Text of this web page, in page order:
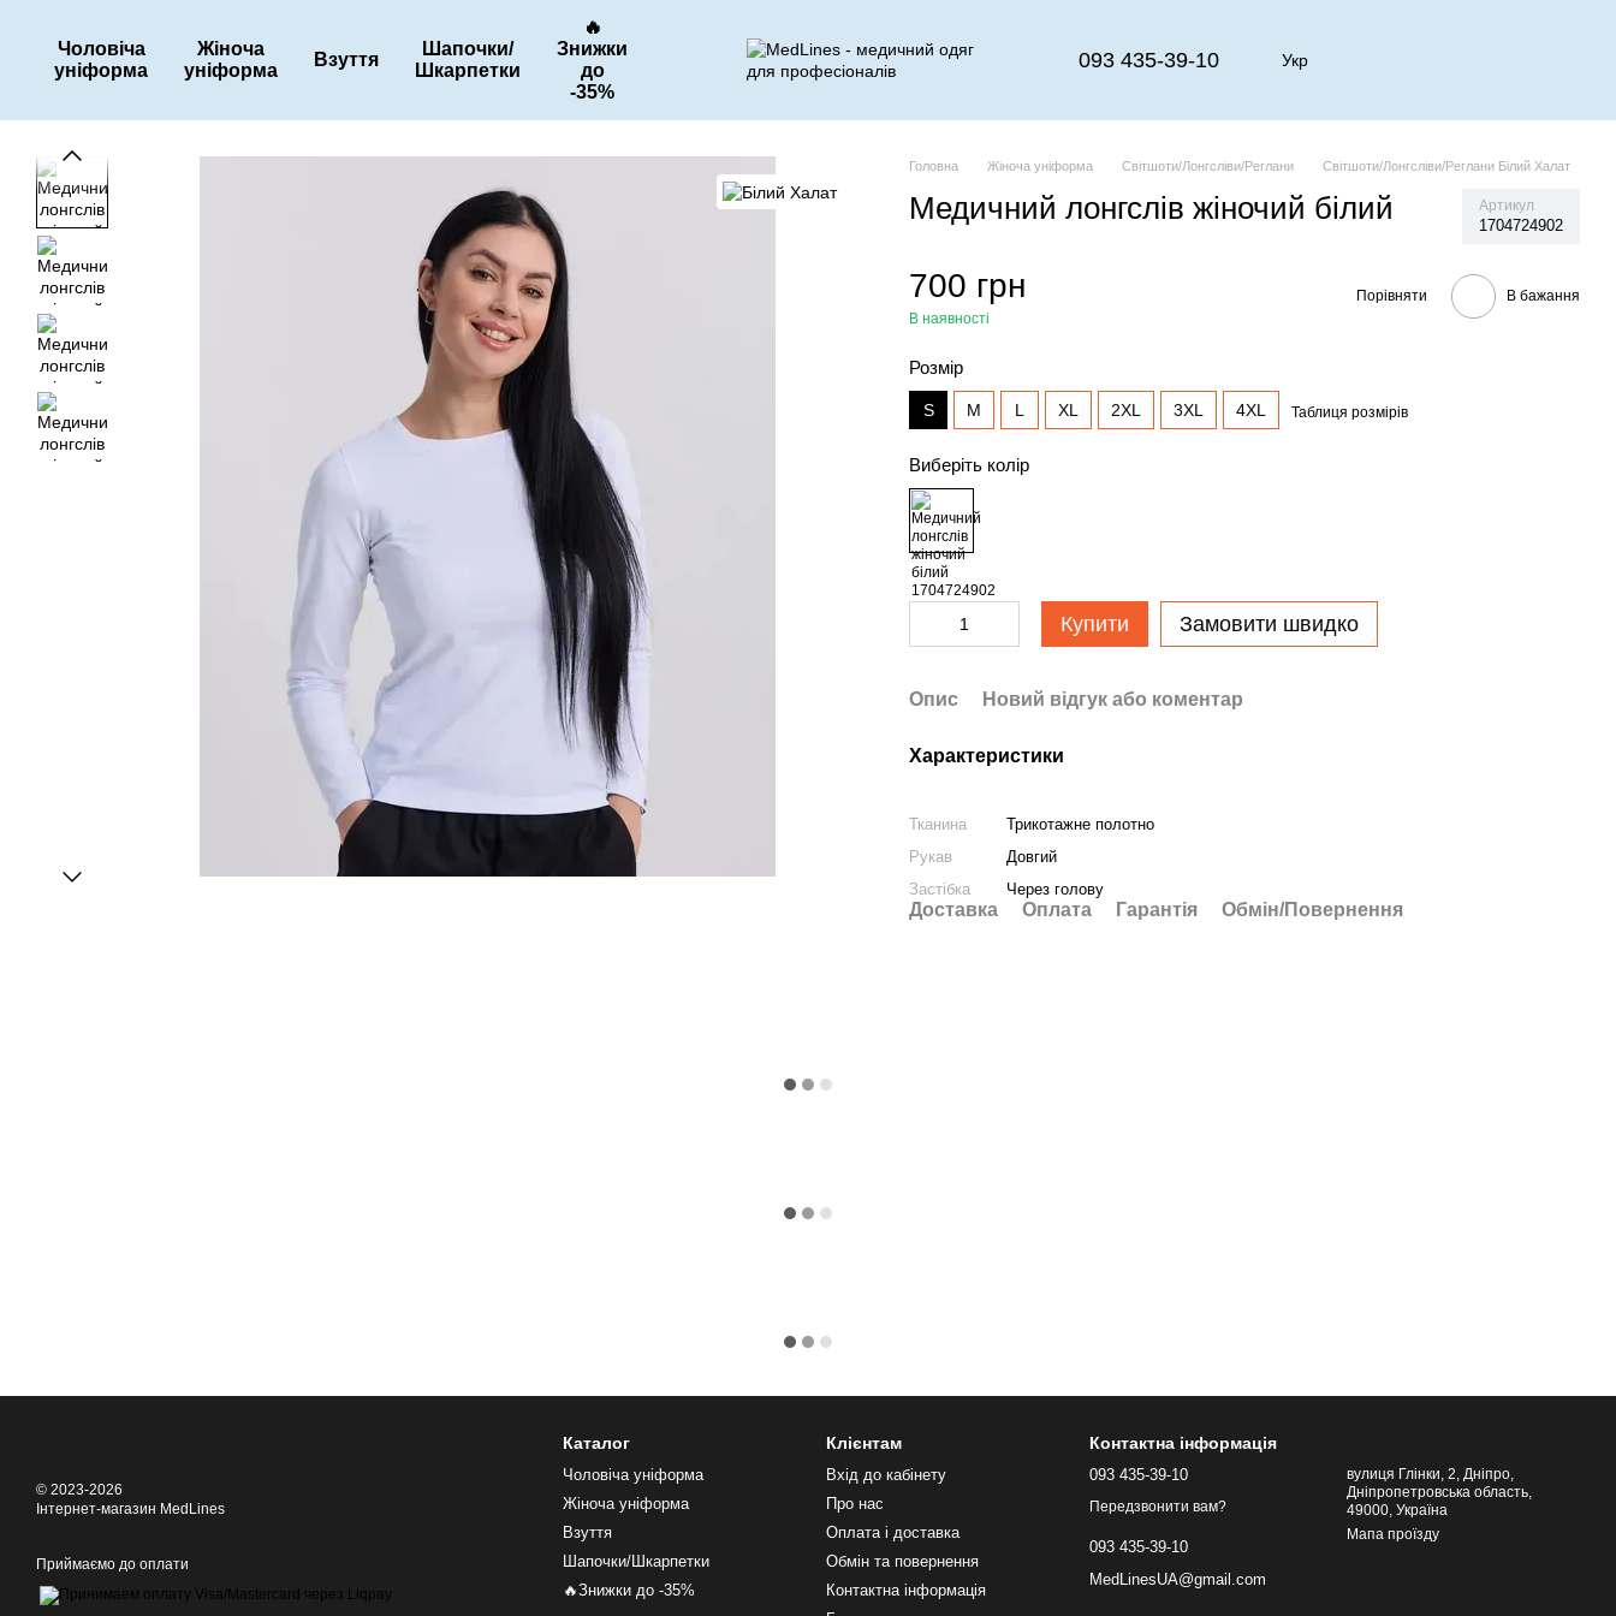
Чоловіча
уніформа
Жіноча
уніформа
Взуття
Шапочки/
Шкарпетки
🔥
Знижки
до
-35%
093 435-39-10 Укр
Головна Жіноча уніформа Світшоти/Лонгсліви/Реглани Світшоти/Лонгсліви/Реглани Білий Халат
Медичний лонгслів жіночий білий Артикул
1704724902
700 грн
В наявності
Порівняти В бажання
Розмір
S M L XL 2XL 3XL 4XL Таблиця розмірів
Виберіть колір
Купити Замовити швидко
Опис Новий відгук або коментар
Характеристики
Тканина
Трикотажне полотно
Рукав
Довгий
Застібка
Через голову
Доставка Оплата Гарантія Обмін/Повернення
© 2023-2026
Інтернет-магазин MedLines
Приймаємо до оплати
Каталог
Чоловіча уніформа
Жіноча уніформа
Взуття
Шапочки/Шкарпетки
🔥Знижки до -35%
Клієнтам
Вхід до кабінету
Про нас
Оплата і доставка
Обмін та повернення
Контактна інформація
Контактна інформація
093 435-39-10
Передзвонити вам?
093 435-39-10
MedLinesUA@gmail.com
вулиця Глінки, 2, Дніпро,
Дніпропетровська область,
49000, Україна
Мапа проїзду